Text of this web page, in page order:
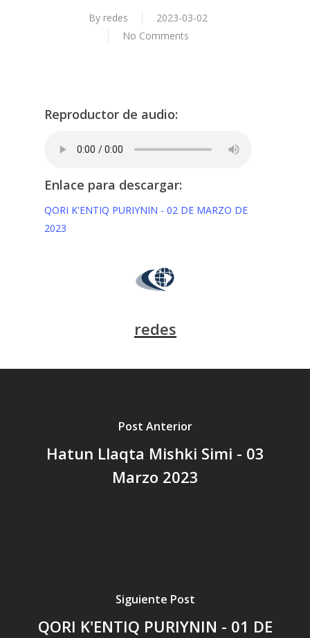
By redes
2023-03-02
No Comments
Reproductor de audio:
Enlace para descargar:
QORI K'ENTIQ PURIYNIN - 02 DE MARZO DE
2023
redes
Post Anterior
Hatun Llaqta Mishki Simi - 03
Marzo 2023
Siguiente Post
QORI K'ENTIQ PURIYNIN - 01 DE